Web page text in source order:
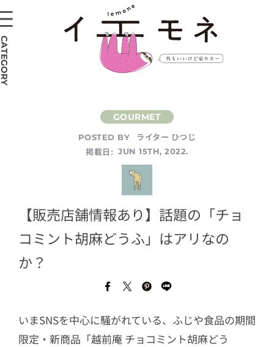
POSTED BY
ライター ひつじ
掲載日: JUN 15TH, 2022.
【販売店舗情報あり】話題の「チョ
コミント胡麻どうふ」はアリなの
か？
いまSNSを中心に騒がれている、ふじや食品の期間
限定・新商品「越前庵 チョコミント胡麻どう